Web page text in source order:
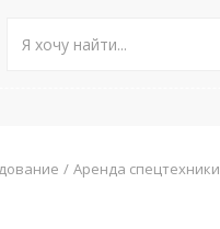
Аренда спецтехники